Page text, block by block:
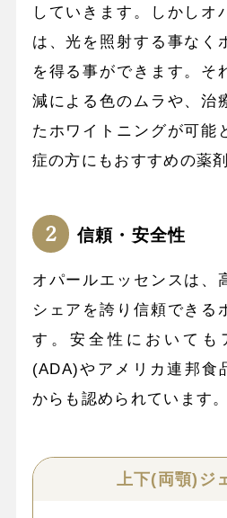
していきます。しかしオ
は、光を照射する事なく
を得る事ができます。そ
減による色のムラや、治
たホワイトニングが可能
症の方にもおすすめの薬剤
信頼・安全性
オパールエッセンスは、
シェアを誇り信頼できる
す。安全性においても
(ADA)やアメリカ連邦食
からも認められています。
上下(両顎)ジ